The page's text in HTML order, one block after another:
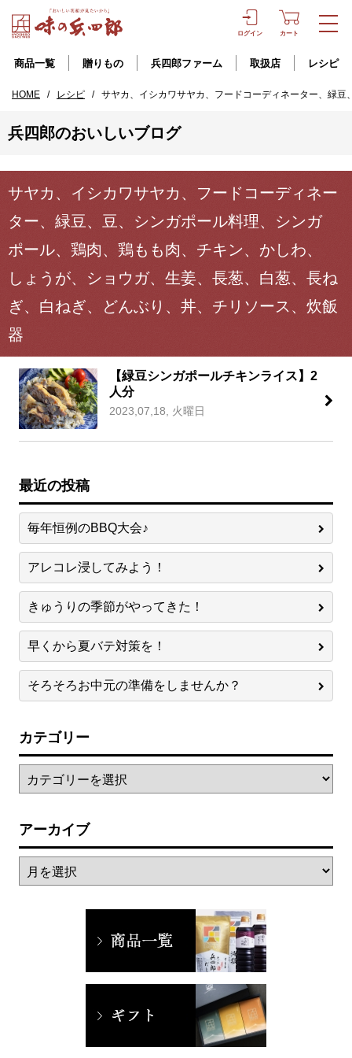
ログイン カート
商品一覧 贈りもの 兵四郎ファーム 取扱店 レシピ
HOME / レシピ / サヤカ、イシカワサヤカ、フードコーディネーター、緑
兵四郎のおいしいブログ
サヤカ、イシカワサヤカ、フードコーディネー
ター、緑豆、豆、シンガポール料理、シンガ
ポール、鶏肉、鶏もも肉、チキン、かしわ、
しょうが、ショウガ、生姜、長葱、白葱、長ね
ぎ、白ねぎ、どんぶり、丼、チリソース、炊飯
器
【緑豆シンガポールチキンライス】2
人分
2023,07,18, 火曜日
最近の投稿
毎年恒例のBBQ大会♪
アレコレ浸してみよう！
きゅうりの季節がやってきた！
早くから夏バテ対策を！
そろそろお中元の準備をしませんか？
カテゴリー
アーカイブ